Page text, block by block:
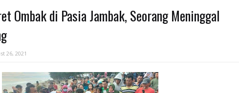
Ombak di Pasia Jambak, Seorang Meninggal
26, 2021